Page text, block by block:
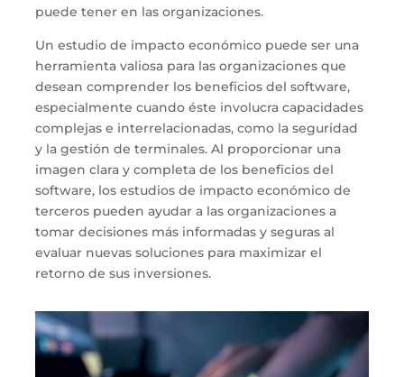
puede tener en las organizaciones.
Un estudio de impacto económico puede ser una
herramienta valiosa para las organizaciones que
desean comprender los beneficios del software,
especialmente cuando éste involucra capacidades
complejas e interrelacionadas, como la seguridad
y la gestión de terminales. Al proporcionar una
imagen clara y completa de los beneficios del
software, los estudios de impacto económico de
terceros pueden ayudar a las organizaciones a
tomar decisiones más informadas y seguras al
evaluar nuevas soluciones para maximizar el
retorno de sus inversiones.